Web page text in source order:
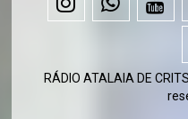
RÁDIO ATALAIA DE